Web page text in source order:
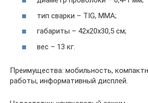
тип сварки – TIG, MMA;
габариты – 42х20х30,5 см;
вес – 13 кг.
Преимущества: мобильность,
работы, информативный дисплей.